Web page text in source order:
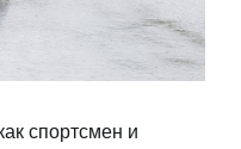
спортсмен и